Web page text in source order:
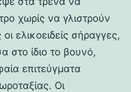
χωρίς να γλιστρούν
ελικοειδείς σήραγγες,
στο ίδιο το βουνό,
επιτεύγματα
Οι